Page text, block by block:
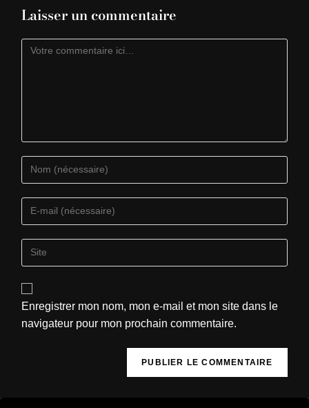
Laisser un commentaire
Enregistrer mon nom, mon e-mail et mon site dans le
navigateur pour mon prochain commentaire.